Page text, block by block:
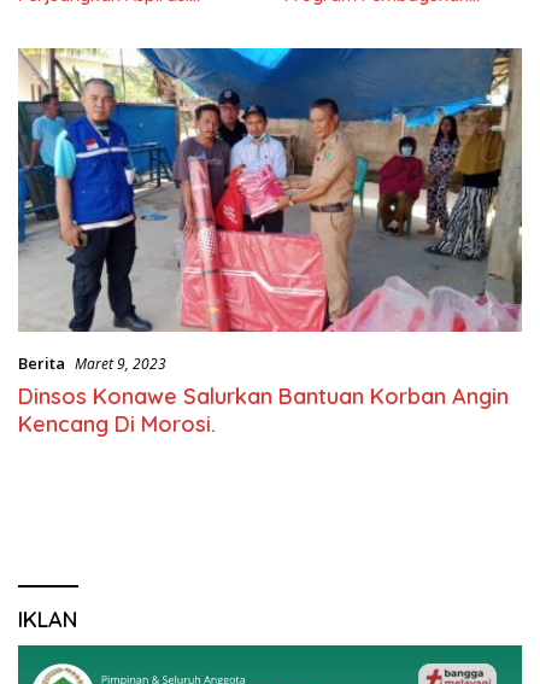
Berita Maret 9, 2023
Dinsos Konawe Salurkan Bantuan Korban Angin
Kencang Di Morosi.
IKLAN